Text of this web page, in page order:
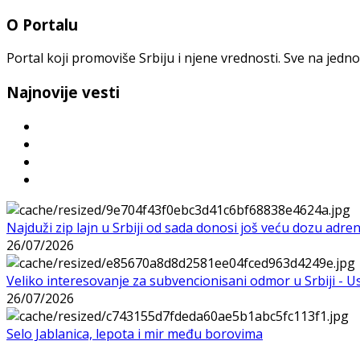
O Portalu
Portal koji promoviše Srbiju i njene vrednosti. Sve na
Najnovije vesti
Najduži zip lajn u Srbiji od sada donosi još veću dozu
26/07/2026
Veliko interesovanje za subvencionisani odmor u Srbiji -
26/07/2026
Selo Jablanica, lepota i mir među borovima